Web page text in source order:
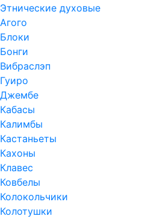
Этнические духовые
Агого
Блоки
Бонги
Вибраслэп
Гуиро
Джембе
Кабасы
Калимбы
Кастаньеты
Кахоны
Клавес
Ковбелы
Колокольчики
Колотушки